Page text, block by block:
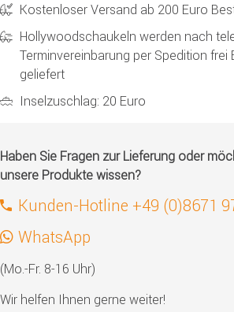
Kostenloser Versand ab 200 Euro
Hollywoodschaukeln werden nach
Terminvereinbarung per Spedition frei
geliefert
Inselzuschlag: 20 Euro
Haben Sie Fragen zur Lieferung oder
unsere Produkte wissen?
Kunden-Hotline +49 (0)8671
WhatsApp
(Mo.-Fr. 8-16 Uhr)
Wir helfen Ihnen gerne weiter!